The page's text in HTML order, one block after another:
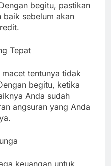
begitu, pastikan
sebelum akan
Tepat
tentunya tidak
begitu, ketika
Anda sudah
angsuran yang Anda
keuangan untuk